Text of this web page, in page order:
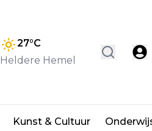
27°C
Heldere Hemel
Kunst & Cultuur